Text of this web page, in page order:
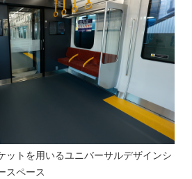
ットを用いるユニバーサルデザインシ
スペース